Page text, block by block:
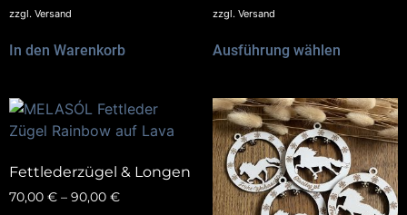
zzgl. Versand
In den Warenkorb
zzgl. Versand
Ausführung wählen
Fettlederzügel & Longen
70,00 € – 90,00 €